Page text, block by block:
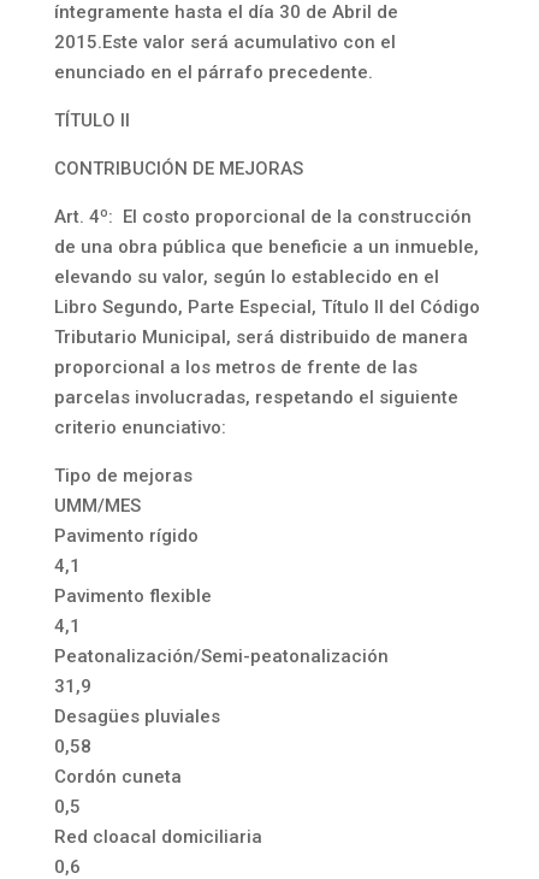
íntegramente hasta el día 30 de Abril de
2015.Este valor será acumulativo con el
enunciado en el párrafo precedente.
TÍTULO II
CONTRIBUCIÓN DE MEJORAS
Art. 4º: El costo proporcional de la construcción
de una obra pública que beneficie a un inmueble,
elevando su valor, según lo establecido en el
Libro Segundo, Parte Especial, Título II del Código
Tributario Municipal, será distribuido de manera
proporcional a los metros de frente de las
parcelas involucradas, respetando el siguiente
criterio enunciativo:
Tipo de mejoras
UMM/MES
Pavimento rígido
4,1
Pavimento flexible
4,1
Peatonalización/Semi-peatonalización
31,9
Desagües pluviales
0,58
Cordón cuneta
0,5
Red cloacal domiciliaria
0,6